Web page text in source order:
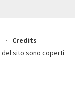
Credits
del sito sono coperti